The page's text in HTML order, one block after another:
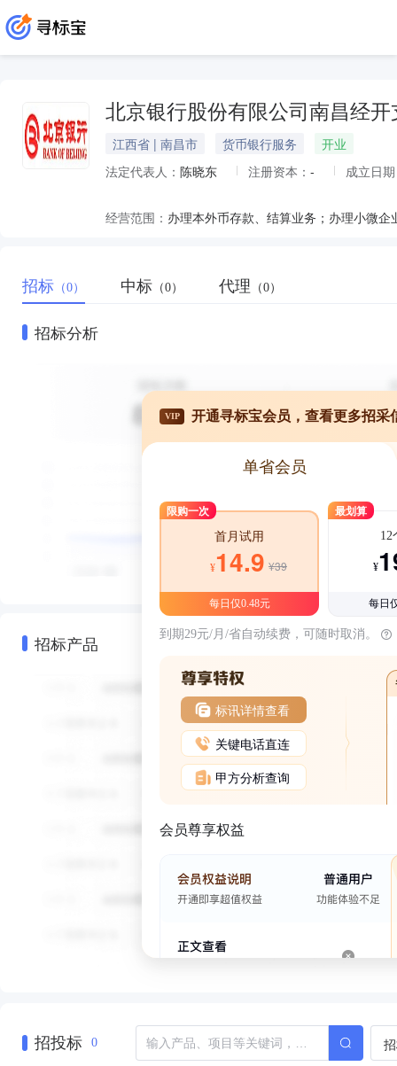
北京银行股份有限公司南昌经开
江西省 | 南昌市 货币银行服务
开业
法定代表人： 陈晓东 注册资本： - 成立日
经营范围：
招标 （0） 中标 （0） 代理 （0）
招标分析
招标产品
VIP 开通寻标宝会员，查看更多招采
单省会员
限购一次
首月试用
¥14.9 ¥39
每日仅0.48元
最划算
12
¥
每日
到期29元/月/省自动续费，可随时取消。
标讯详情查看
关键电话直连
甲方分析查询
会员尊享权益
招投标 0